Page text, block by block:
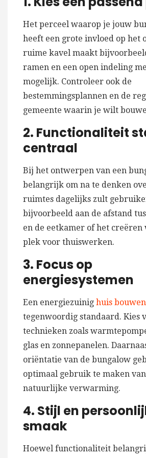
Het perceel waarop je jouw
heeft een grote invloed op het
ruime kavel maakt
ramen en een open indeling
mogelijk. Controleer ook de
bestemmingsplannen en de
gemeente waarin je wilt
2. Functionaliteit
centraal
Bij het ontwerpen van een
belangrijk om na te denken
ruimtes dagelijks zult
bijvoorbeeld aan de afstand
en de eetkamer of het creëren
plek voor thuiswerken.
3. Focus op
energiesystemen
Een energiezuinig huis bouwen
tegenwoordig standaard. Kies
technieken zoals
glas en zonnepanelen.
oriëntatie van de bungalow
optimaal gebruik te maken
natuurlijke verwarming.
4. Stijl en
smaak
Hoewel functionaliteit